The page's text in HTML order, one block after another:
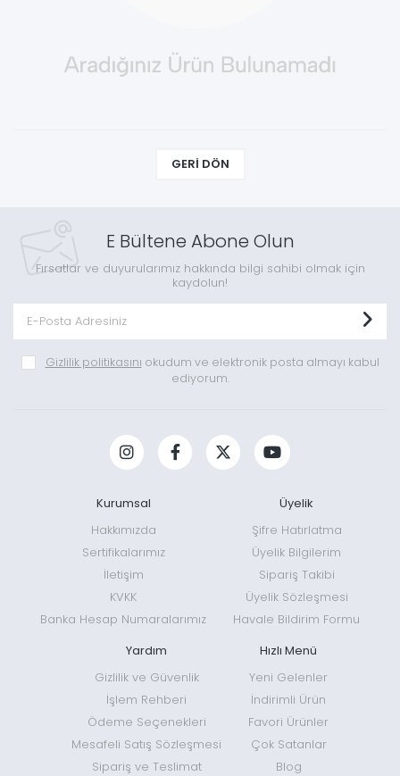
GERI DÖN
E Bültene Abone Olun
Fırsatlar ve duyurularımız hakkında bilgi sahibi olmak için
kaydolun!
Gizlilik politikasını okudum ve elektronik posta almayı kabul
ediyorum.
Kurumsal
Hakkımızda
Sertifikalarımız
İletişim
KVKK
Banka Hesap Numaralarımız
Üyelik
Şifre Hatırlatma
Üyelik Bilgilerim
Sipariş Takibi
Üyelik Sözleşmesi
Havale Bildirim Formu
Yardım
Gizlilik ve Güvenlik
İşlem Rehberi
Ödeme Seçenekleri
Mesafeli Satış Sözleşmesi
Sipariş ve Teslimat
Hızlı Menü
Yeni Gelenler
İndirimli Ürün
Favori Ürünler
Çok Satanlar
Blog